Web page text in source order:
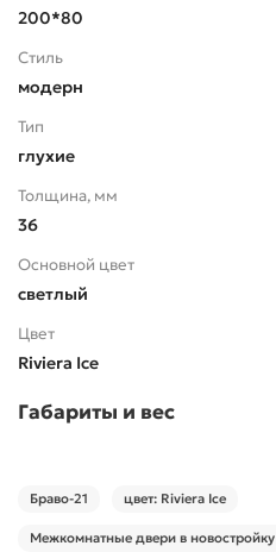
200*80
Стиль
модерн
Тип
глухие
Толщина, мм
36
Основной цвет
светлый
Цвет
Riviera Ice
Габариты и вес
Браво-21 цвет: Riviera Ice
Межкомнатные двери в новостройку